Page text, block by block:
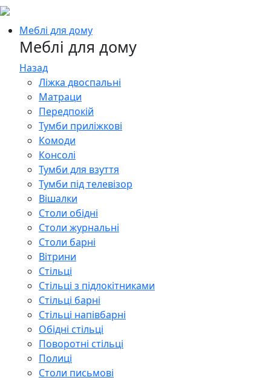
Меблі для дому
Меблі для дому
Назад
Ліжка двоспальні
Матраци
Передпокій
Тумби приліжкові
Комоди
Консолі
Тумби для взуття
Тумби під телевізор
Вішалки
Столи обідні
Столи журнальні
Столи барні
Вітрини
Стільці
Стільці з підлокітниками
Стільці барні
Стільці напівбарні
Обідні стільці
Поворотні стільці
Полиці
Столи письмові